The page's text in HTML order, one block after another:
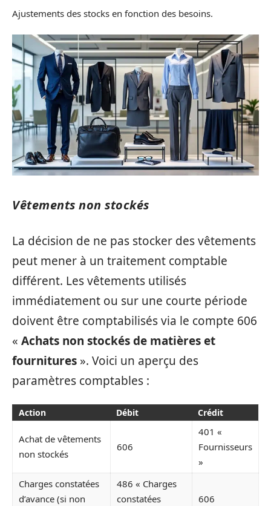
Ajustements des stocks en fonction des besoins.
Vêtements non stockés
La décision de ne pas stocker des vêtements
peut mener à un traitement comptable
différent. Les vêtements utilisés
immédiatement ou sur une courte période
doivent être comptabilisés via le compte 606
« Achats non stockés de matières et
fournitures ». Voici un aperçu des
paramètres comptables :
Action Débit Crédit
Achat de vêtements
non stockés
606
401 «
Fournisseurs
»
Charges constatées
d’avance (si non
486 « Charges
constatées
606